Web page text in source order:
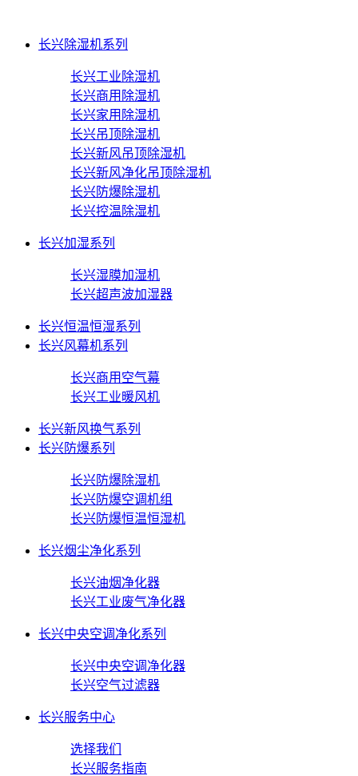
长兴除湿机系列
长兴工业除湿机
长兴商用除湿机
长兴家用除湿机
长兴吊顶除湿机
长兴新风吊顶除湿机
长兴新风净化吊顶除湿机
长兴防爆除湿机
长兴控温除湿机
长兴加湿系列
长兴湿膜加湿机
长兴超声波加湿器
长兴恒温恒湿系列
长兴风幕机系列
长兴商用空气幕
长兴工业暖风机
长兴新风换气系列
长兴防爆系列
长兴防爆除湿机
长兴防爆空调机组
长兴防爆恒温恒湿机
长兴烟尘净化系列
长兴油烟净化器
长兴工业废气净化器
长兴中央空调净化系列
长兴中央空调净化器
长兴空气过滤器
长兴服务中心
选择我们
长兴服务指南